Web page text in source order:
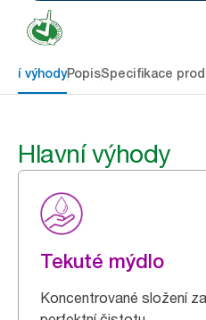
výhodyPopisSpecifikace
Hlavní výhody
Tekuté mýdlo
Koncentrované složení